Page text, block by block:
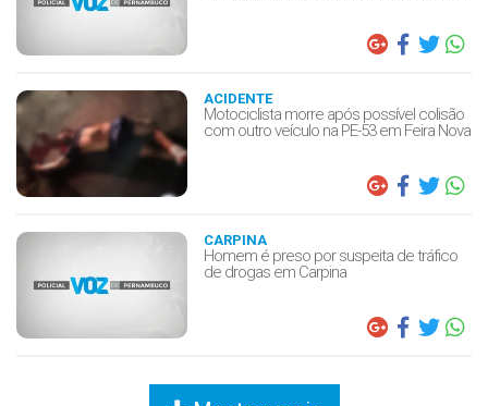
ACIDENTE
Motociclista morre após possível colisão
com outro veículo na PE-53 em Feira Nova
CARPINA
Homem é preso por suspeita de tráfico
de drogas em Carpina